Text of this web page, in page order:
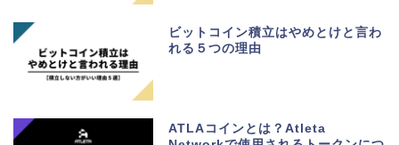
ビットコイン積立はやめとけと言わ
れる５つの理由
ATLAコインとは？Atleta